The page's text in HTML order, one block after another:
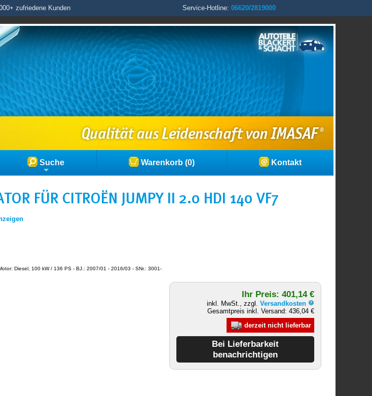
zufriedene Kunden Service-Hotline: 06620/2819000
Suche Warenkorb (0) Kontakt
FÜR CITROËN JUMPY II 2.0 HDI 140 VF7
Diesel, 100 kW / 136 PS - BJ.: 2007/01 - 2016/03 - SNr.: 3001-
Ihr Preis: 401,14 €
inkl. MwSt., zzgl.Versandkosten
Gesamtpreis inkl. Versand: 436,04 €
derzeit nicht lieferbar